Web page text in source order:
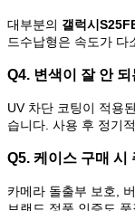
대부분의 갤럭시
드수납형은 속도가 다
Q4. 변색이 잘 안
UV 차단 코팅이 적용
습니다. 사용 후 정기
Q5. 케이스 구매 시
카메라 돌출부 보호,
브랜드 정품 인증도